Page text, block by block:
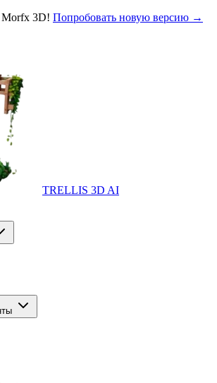
3D! Попробовать новую версию →
TRELLIS 3D AI